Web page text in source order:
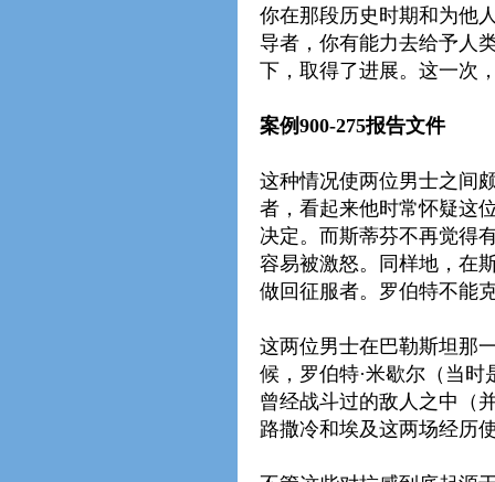
你在那段历史时期和为他
导者，你有能力去给予人
下，取得了进展。这一次
案例900-275报告文件
这种情况使两位男士之间
者，看起来他时常怀疑这
决定。而斯蒂芬不再觉得
容易被激怒。同样地，在
做回征服者。罗伯特不能
这两位男士在巴勒斯坦那
候，罗伯特·米歇尔（当时
曾经战斗过的敌人之中（
路撒冷和埃及这两场经历